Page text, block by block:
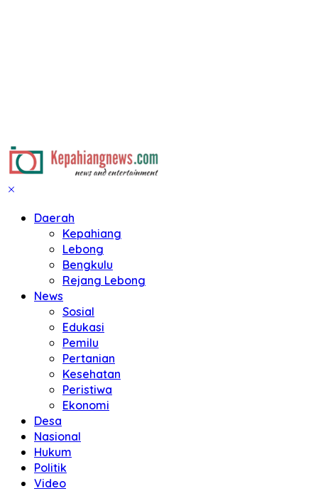
Daerah
Kepahiang
Lebong
Bengkulu
Rejang Lebong
News
Sosial
Edukasi
Pemilu
Pertanian
Kesehatan
Peristiwa
Ekonomi
Desa
Nasional
Hukum
Politik
Video